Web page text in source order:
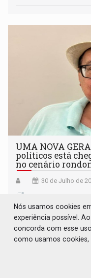
UMA NOVA
políticos está
no cenário
30 de Julho de
Nós usamos cookies
experiência possível.
concorda com esse
como usamos cookies,